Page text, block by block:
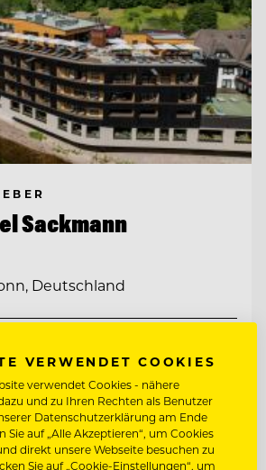
Sackmann
Deutschland
VERWENDET COOKIES
verwendet Cookies - nähere
und zu Ihren Rechten als Benutzer
Datenschutzerklärung am Ende
Sie auf „Alle Akzeptieren“, um Cookies
direkt unsere Webseite besuchen zu
Sie auf „Cookie-Einstellungen“, um